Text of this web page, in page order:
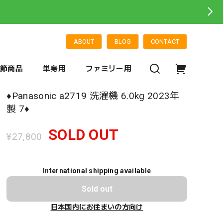
ABOUT BLOG CONTACT
商品 単身用 ファミリー用
♦️Panasonic a2719 洗濯機 6.0kg 2023年
製 7♦️
¥27,800 SOLD OUT
International shipping available
Sold out
日本国内にお住まいの方向け